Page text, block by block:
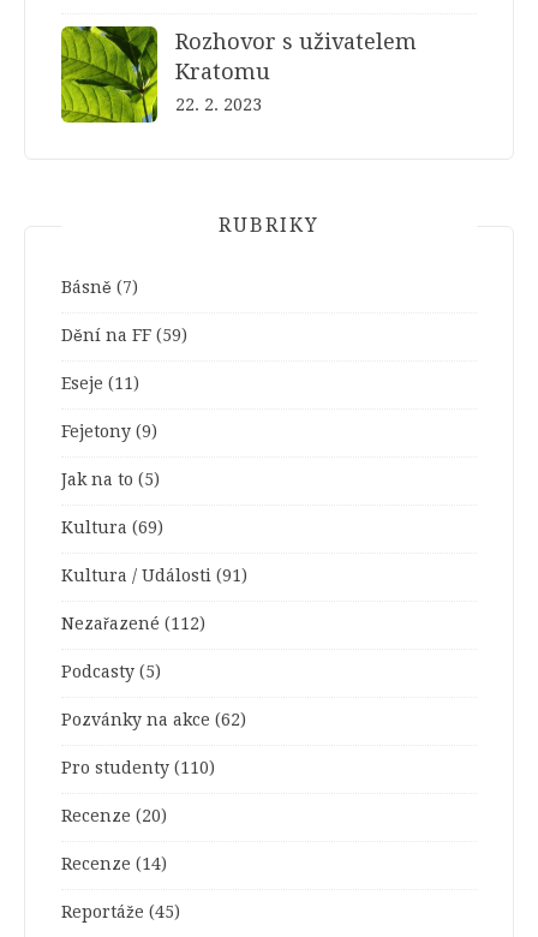
Rozhovor s uživatelem
Kratomu
22. 2. 2023
RUBRIKY
Básně (7)
Dění na FF (59)
Eseje (11)
Fejetony (9)
Jak na to (5)
Kultura (69)
Kultura / Události (91)
Nezařazené (112)
Podcasty (5)
Pozvánky na akce (62)
Pro studenty (110)
Recenze (20)
Recenze (14)
Reportáže (45)